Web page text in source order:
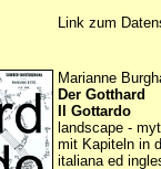
Link zum
Marianne
Der Gotthard
Il Gottardo
landscape -
mit Kapiteln in
italiana ed